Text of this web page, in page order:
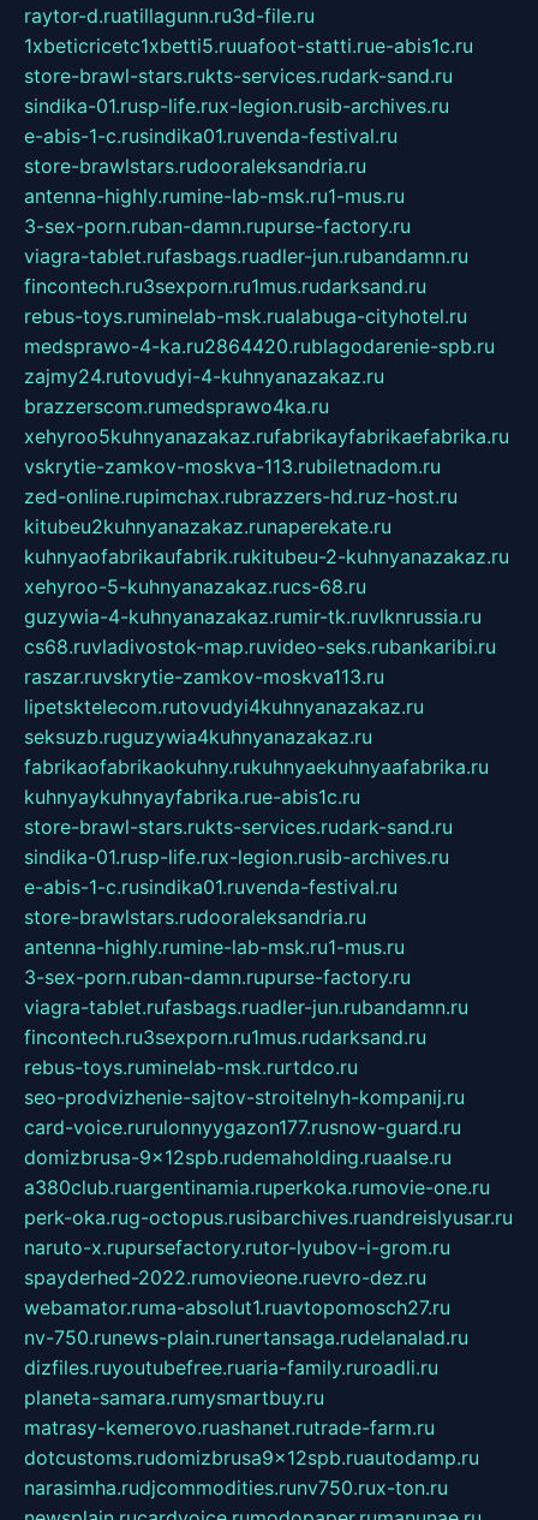
raytor-d.ruatillagunn.ru3d-file.ru
1xbeticricetc1xbetti5.ruuafoot-statti.rue-abis1c.ru
store-brawl-stars.rukts-services.rudark-sand.ru
sindika-01.rusp-life.rux-legion.rusib-archives.ru
e-abis-1-c.rusindika01.ruvenda-festival.ru
store-brawlstars.rudooraleksandria.ru
antenna-highly.rumine-lab-msk.ru1-mus.ru
3-sex-porn.ruban-damn.rupurse-factory.ru
viagra-tablet.rufasbags.ruadler-jun.rubandamn.ru
fincontech.ru3sexporn.ru1mus.rudarksand.ru
rebus-toys.ruminelab-msk.rualabuga-cityhotel.ru
medsprawo-4-ka.ru2864420.rublagodarenie-spb.ru
zajmy24.rutovudyi-4-kuhnyanazakaz.ru
brazzerscom.rumedsprawo4ka.ru
xehyroo5kuhnyanazakaz.rufabrikayfabrikaefabrika.ru
vskrytie-zamkov-moskva-113.rubiletnadom.ru
zed-online.rupimchax.rubrazzers-hd.ruz-host.ru
kitubeu2kuhnyanazakaz.runaperekate.ru
kuhnyaofabrikaufabrik.rukitubeu-2-kuhnyanazakaz.ru
xehyroo-5-kuhnyanazakaz.rucs-68.ru
guzywia-4-kuhnyanazakaz.rumir-tk.ruvlknrussia.ru
cs68.ruvladivostok-map.ruvideo-seks.rubankaribi.ru
raszar.ruvskrytie-zamkov-moskva113.ru
lipetsktelecom.rutovudyi4kuhnyanazakaz.ru
seksuzb.ruguzywia4kuhnyanazakaz.ru
fabrikaofabrikaokuhny.rukuhnyaekuhnyaafabrika.ru
kuhnyaykuhnyayfabrika.rue-abis1c.ru
store-brawl-stars.rukts-services.rudark-sand.ru
sindika-01.rusp-life.rux-legion.rusib-archives.ru
e-abis-1-c.rusindika01.ruvenda-festival.ru
store-brawlstars.rudooraleksandria.ru
antenna-highly.rumine-lab-msk.ru1-mus.ru
3-sex-porn.ruban-damn.rupurse-factory.ru
viagra-tablet.rufasbags.ruadler-jun.rubandamn.ru
fincontech.ru3sexporn.ru1mus.rudarksand.ru
rebus-toys.ruminelab-msk.rurtdco.ru
seo-prodvizhenie-sajtov-stroitelnyh-kompanij.ru
card-voice.rurulonnyygazon177.rusnow-guard.ru
domizbrusa-9x12spb.rudemaholding.ruaalse.ru
a380club.ruargentinamia.ruperkoka.rumovie-one.ru
perk-oka.rug-octopus.rusibarchives.ruandreislyusar.ru
naruto-x.rupursefactory.rutor-lyubov-i-grom.ru
spayderhed-2022.rumovieone.ruevro-dez.ru
webamator.ruma-absolut1.ruavtopomosch27.ru
nv-750.runews-plain.runertansaga.rudelanalad.ru
dizfiles.ruyoutubefree.ruaria-family.ruroadli.ru
planeta-samara.rumysmartbuy.ru
matrasy-kemerovo.ruashanet.rutrade-farm.ru
dotcustoms.rudomizbrusa9x12spb.ruautodamp.ru
narasimha.rudjcommodities.runv750.rux-ton.ru